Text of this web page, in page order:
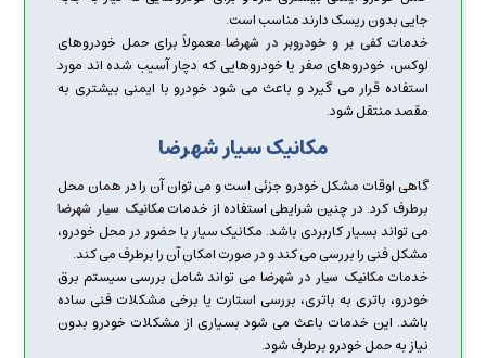
جایی بدون ریسک دارند مناسب است.
خدمات کفی بر و خودروبر در شهرضامعمولاً برای حمل خودروهای
لوکس، خودروهای صفر یا خودروهایی که دچار آسیب شده اند مورد
استفاده قرار می گیرد و باعث می شود خودرو با ایمنی بیشتری به
مقصد منتقل شود.
مکانیک سیار شهرضا
گاهی اوقات مشکل خودرو جزئی است و می توان آن را در همان محل
برطرف کرد. در چنین شرایطی استفاده از خدماتمکانیک سیار شهرضا
می تواند بسیار کاربردی باشد. مکانیک سیار با حضور در محل خودرو،
مشکل فنی را بررسی می کند و در صورت امکان آن را برطرف می کند.
خدمات مکانیک سیار در شهرضا می تواند شامل بررسی سیستم برق
خودرو، باتری به باتری، بررسی استارت یا برخی مشکلات فنی ساده
باشد. این خدمات باعث می شود بسیاری از مشکلات خودرو بدون
نیاز به حمل خودرو برطرف شود.